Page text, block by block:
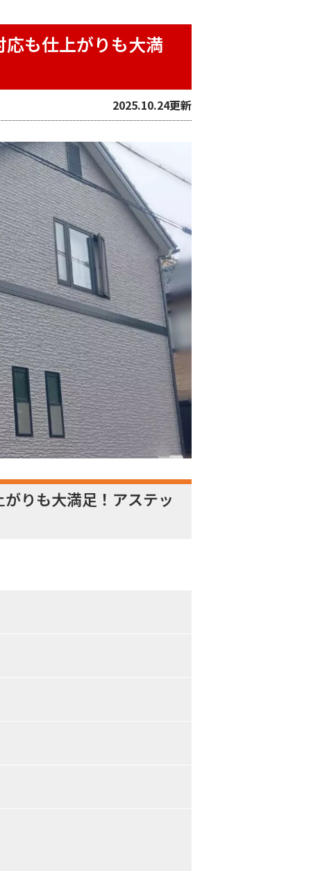
も仕上がりも大満
2025.10.24更新
りも大満足！アステッ